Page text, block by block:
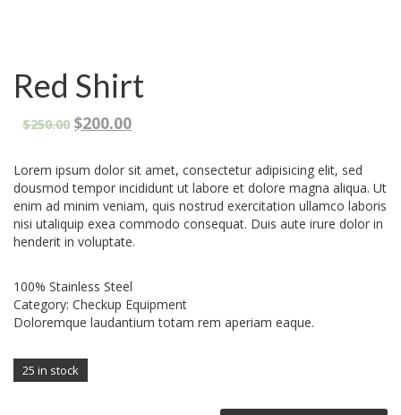
Red Shirt
$250.00 Original
was:
$250.00.
$200.00Current
is:
$200.00.
Lorem ipsum dolor sit amet, consectetur adipisicing elit, sed
dousmod tempor incididunt ut labore et dolore magna aliqua. Ut
enim ad minim veniam, quis nostrud exercitation ullamco laboris
nisi utaliquip exea commodo consequat. Duis aute irure dolor in
henderit in voluptate.
100% Stainless Steel
Category: Checkup Equipment
Doloremque laudantium totam rem aperiam eaque.
25 in stock